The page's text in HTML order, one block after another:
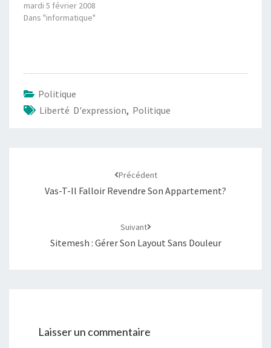
mardi 5 février 2008
Dans "informatique"
Politique
Liberté D'expression, Politique
Précédent
Vas-T-Il Falloir Revendre Son Appartement?
Suivant
Sitemesh : Gérer Son Layout Sans Douleur
Laisser un commentaire